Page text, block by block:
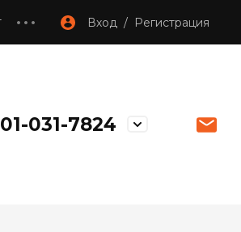
Вход / Регистрация
031-7824